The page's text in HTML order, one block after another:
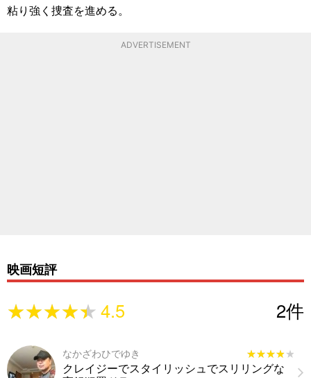
粘り強く捜査を進める。
ADVERTISEMENT
映画短評
★★★★★
★★★★★4.5 2件
なかざわひでゆき ★★★★★
★★★★★
クレイジーでスタイリッシュでスリリングな